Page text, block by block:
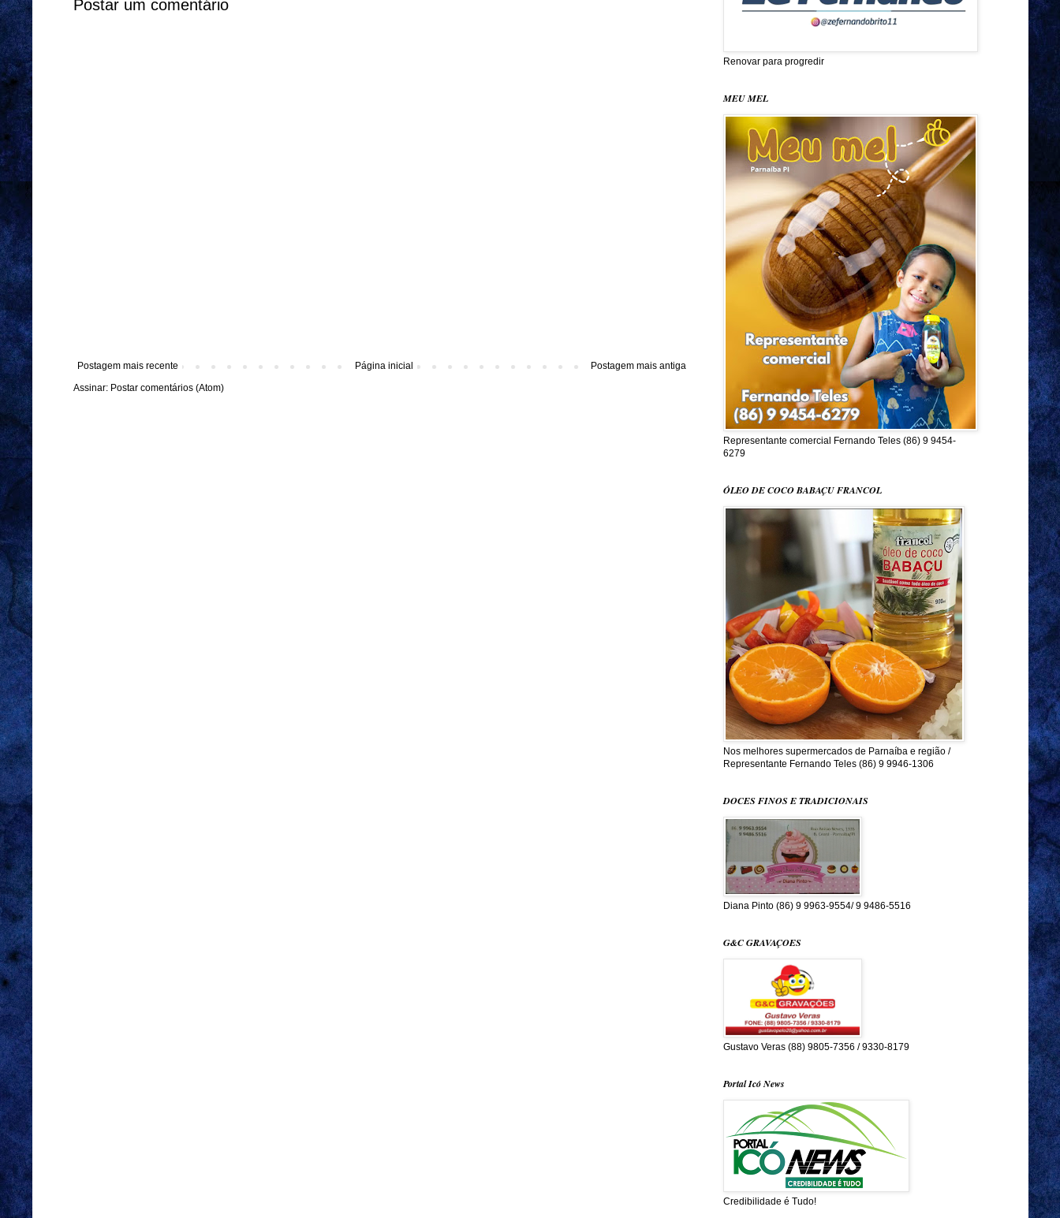
Postar um comentário
Postagem mais recente Postagem mais antiga
Página inicial
Assinar: Postar comentários (Atom)
Renovar para progredir
MEU MEL
Representante comercial Fernando Teles (86) 9 9454-
6279
ÓLEO DE COCO BABAÇU FRANCOL
Nos melhores supermercados de Parnaíba e região /
Representante Fernando Teles (86) 9 9946-1306
DOCES FINOS E TRADICIONAIS
Diana Pinto (86) 9 9963-9554/ 9 9486-5516
G&C GRAVAÇOES
Gustavo Veras (88) 9805-7356 / 9330-8179
Portal Icó News
Credibilidade é Tudo!